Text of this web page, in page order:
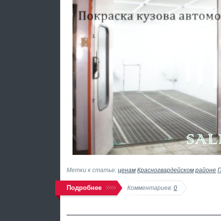
Метки к статье: ценам Красногвардейском районе
Подробнее Комментариев: 0